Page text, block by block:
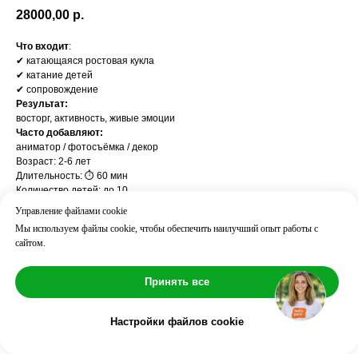
28000,00 р.
Что входит:
✔ катающаяся ростовая кукла
✔ катание детей
✔ сопровождение
Результат:
восторг, активность, живые эмоции
Часто добавляют:
аниматор / фотосъёмка / декор
Возраст: 2-6 лет
Длительность: ⏱ 60 мин
Количество детей: до 10
Управление файлами cookie
Мы используем файлы cookie, чтобы обеспечить наилучший опыт работы с
сайтом.
Принять все
Настройки файлов cookie